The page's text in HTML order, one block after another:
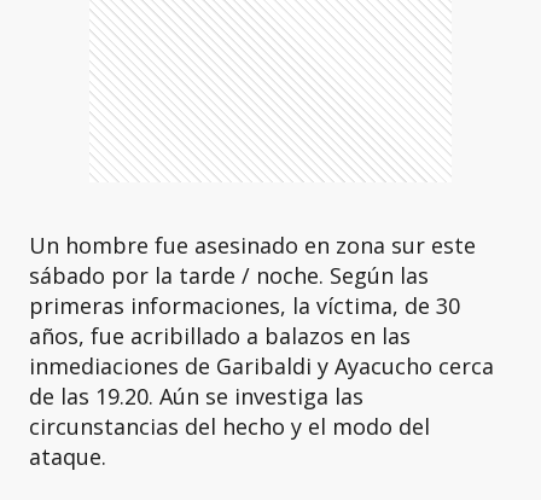
Un hombre fue asesinado en zona sur este
sábado por la tarde / noche. Según las
primeras informaciones, la víctima, de 30
años, fue acribillado a balazos en las
inmediaciones de Garibaldi y Ayacucho cerca
de las 19.20. Aún se investiga las
circunstancias del hecho y el modo del
ataque.